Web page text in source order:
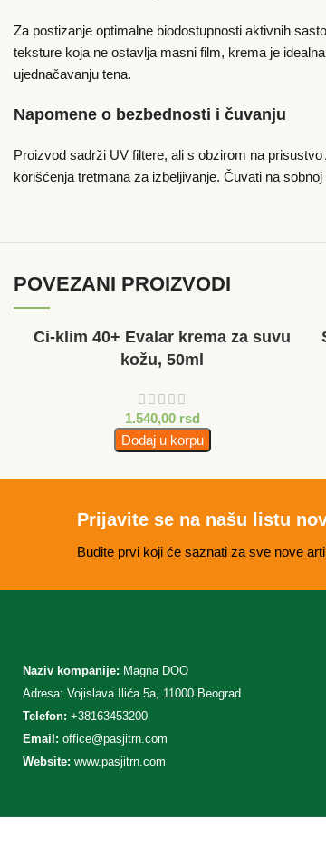
Za postizanje optimalne biodostupnosti aktivnih
teksture koja ne ostavlja masni film, krema je
ujednačavanju tena.
Napomene o bezbednosti i čuvanju
Proizvod sadrži UV filtere, ali s obzirom na
korišćenja tretmana za izbeljivanje. Čuvati na
POVEZANI PROIZVODI
Ci-klim 40+ Evalar krema za suvu
kožu, 50ml
1.540,00 rsd
Dodaj u korpu
Prijavite se na našu listu
Budite prvi koji će saznati za sve nove
Naziv kompanije: Magna DOO
Adresa: Vojislava Ilića 5a, 11000 Beograd
Telefon: +38163453200
Email: office@pasjitrn.com
Website: www.pasjitrn.com